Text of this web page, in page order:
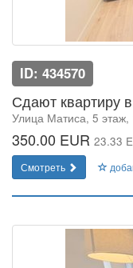
ID: 434570
Сдают квартиру
Улица Матиса, 5
350.00 EUR 23.33
Смотреть